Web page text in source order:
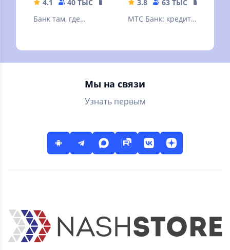
4.1 40 ТЫС
334.92 MB
Банк там, где
3.8 63 ТЫС
МТС Банк: кредит,
быстрые платежи,
переводы.
Мы на связи
Узнать первым